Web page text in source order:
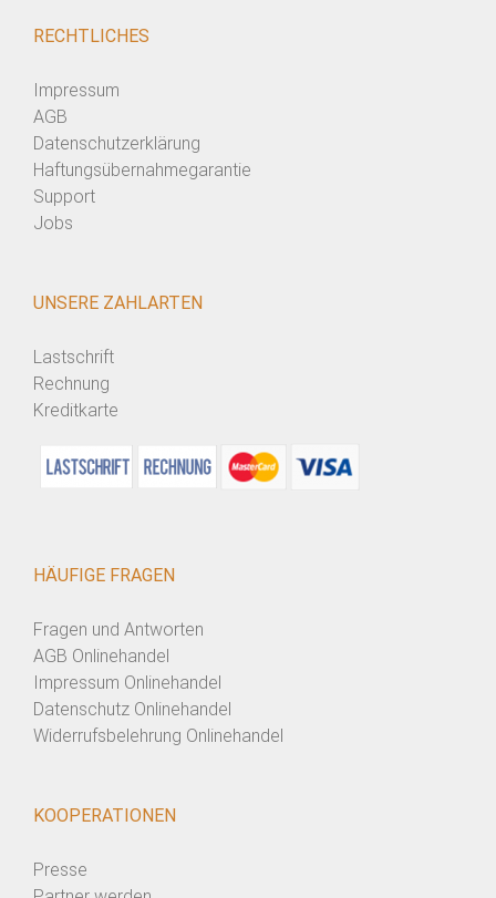
RECHTLICHES
Impressum
AGB
Datenschutzerklärung
Haftungsübernahmegarantie
Support
Jobs
UNSERE ZAHLARTEN
Lastschrift
Rechnung
Kreditkarte
HÄUFIGE FRAGEN
Fragen und Antworten
AGB Onlinehandel
Impressum Onlinehandel
Datenschutz Onlinehandel
Widerrufsbelehrung Onlinehandel
KOOPERATIONEN
Presse